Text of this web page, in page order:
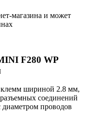
магазина и может
F280 WP
клемм шириной 2.8 мм,
соединений
диаметром проводов